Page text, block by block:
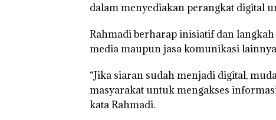
dalam menyediakan perangkat digital
Rahmadi berharap inisiatif dan
media maupun jasa komunikasi
“Jika siaran sudah menjadi digital,
masyarakat untuk mengakses
kata Rahmadi.